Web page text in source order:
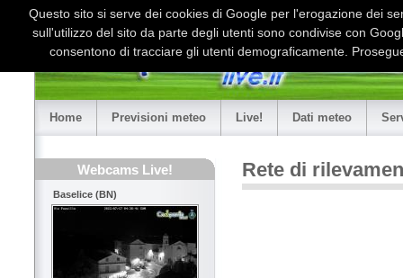
Home Previsioni meteo Live! Dati meteo
Webcams Live!
Baselice (BN)
Rete di
Questo sito si serve dei cookies di Google per l'erogazione dei
sull'utilizzo del sito da parte degli utenti sono condivise con
consentono di tracciare gli utenti demograficamente.